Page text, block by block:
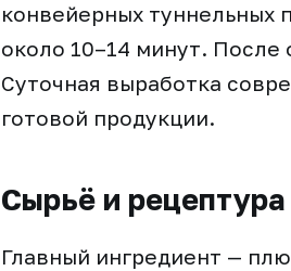
конвейерных туннельных
около 10–14 минут.
Суточная выработка
готовой продукции.
Сырьё и рецептура
Главный ингредиент —